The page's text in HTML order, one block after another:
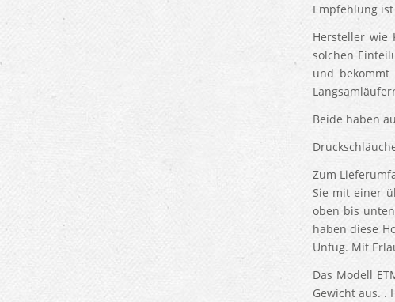
Empfehlung
Hersteller wie
solchen
und
Beide haben
Zum
Sie mit einer
oben bis
haben diese
Unfug. Mit
Das Modell
Gewicht aus. .